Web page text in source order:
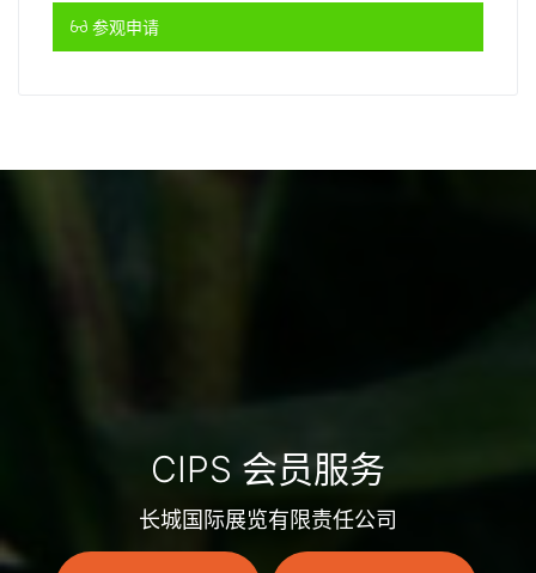
参观申请
CIPS 会员服务
长城国际展览有限责任公司